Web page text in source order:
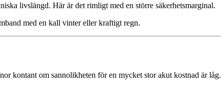
livslängd. Här är det rimligt med en större säkerhetsmarginal.
med en kall vinter eller kraftigt regn.
kontant om sannolikheten för en mycket stor akut kostnad är låg.